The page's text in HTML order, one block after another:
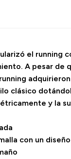
el running
A pesar de
clásico
y la
con un